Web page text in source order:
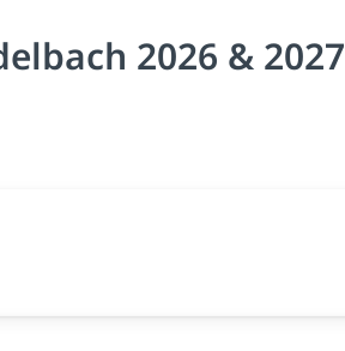
2026 & 2027